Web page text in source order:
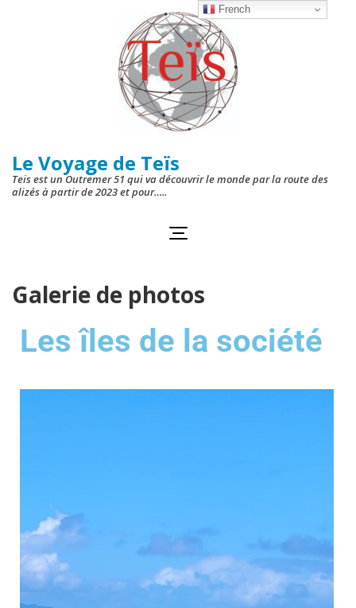
Le Voyage de Teïs
Teis est un Outremer 51 qui va découvrir le monde par la route des
alizés à partir de 2023 et pour…..
Galerie de photos
Les îles de la société
French